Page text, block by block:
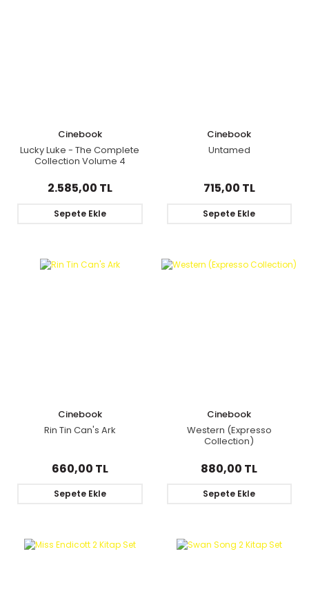
Cinebook
Lucky Luke - The Complete
Collection Volume 4
2.585,00 TL
Sepete Ekle
Cinebook
Untamed
715,00 TL
Sepete Ekle
Cinebook
Rin Tin Can's Ark
660,00 TL
Sepete Ekle
Cinebook
Western (Expresso
Collection)
880,00 TL
Sepete Ekle